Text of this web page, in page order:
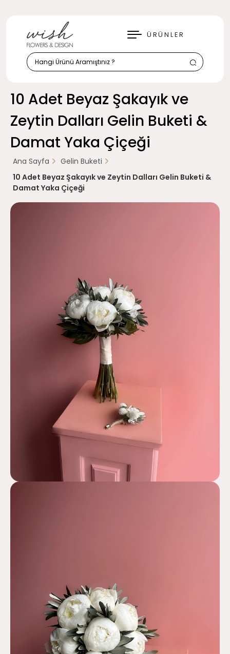
ÜRÜNLER
KAPAT
10 Adet Beyaz Şakayık ve
Zeytin Dalları Gelin Buketi &
Damat Yaka Çiçeği
Ana Sayfa
Gelin Buketi
10 Adet Beyaz Şakayık ve Zeytin Dalları Gelin Buketi &
Damat Yaka Çiçeği